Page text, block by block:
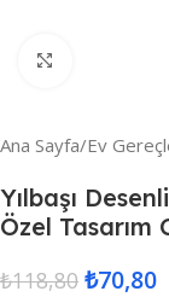
Ana Sayfa/Ev
Yılbaşı
Özel Tasarım
₺118,80 ₺70,80